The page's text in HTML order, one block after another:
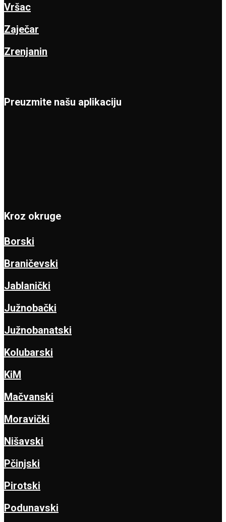
Vršac
Zaječar
Zrenjanin
Preuzmite našu aplikaciju
Kroz okruge
Borski
Braničevski
Jablanički
Južnobački
Južnobanatski
Kolubarski
KiM
Mačvanski
Moravički
Nišavski
Pčinjski
Pirotski
Podunavski